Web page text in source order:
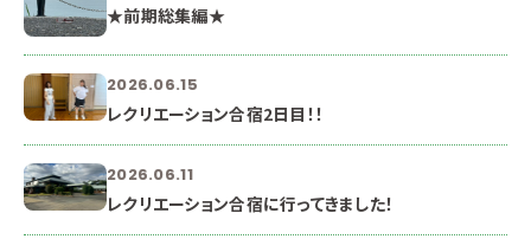
★前期総集編★
2026.06.15
レクリエーション合宿2日目！！
2026.06.11
レクリエーション合宿に行ってきました！